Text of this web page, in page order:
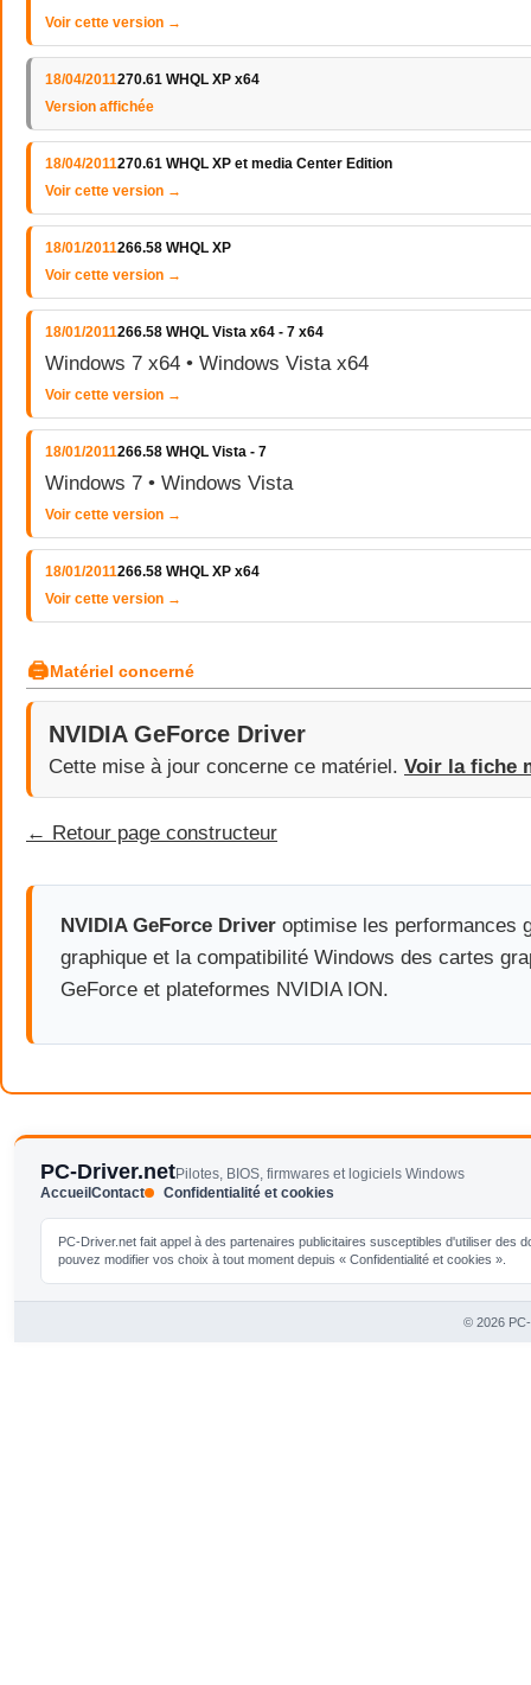
Voir cette version →
18/04/2011270.61 WHQL XP x64
Version affichée
18/04/2011270.61 WHQL XP et media Center Edition
Voir cette version →
18/01/2011266.58 WHQL XP
Voir cette version →
18/01/2011266.58 WHQL Vista x64 - 7 x64
Windows 7 x64 • Windows Vista x64
Voir cette version →
18/01/2011266.58 WHQL Vista - 7
Windows 7 • Windows Vista
Voir cette version →
18/01/2011266.58 WHQL XP x64
Voir cette version →
🖨Matériel concerné
NVIDIA GeForce Driver
Cette mise à jour concerne ce matériel. Voir la fiche
← Retour page constructeur
NVIDIA GeForce Driver optimise les performances
graphique et la compatibilité Windows des cartes
GeForce et plateformes NVIDIA ION.
PC-Driver.netPilotes, BIOS, firmwares et logiciels Windows
Accueil Contact Confidentialité et cookies
PC-Driver.net fait appel à des partenaires publicitaires susceptibles d'utiliser
pouvez modifier vos choix à tout moment depuis « Confidentialité et cookies ».
© 2026